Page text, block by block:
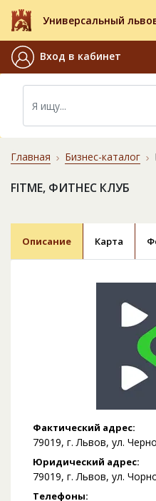
Универсальный
Вход в кабинет
Главная Бизнес-каталог
FITME, ФИТНЕС КЛУБ
Описание Карта
Фактический адрес:
79019, г. Львов, ул.
Юридический адрес:
79019, г. Львов, ул.
Телефоны: